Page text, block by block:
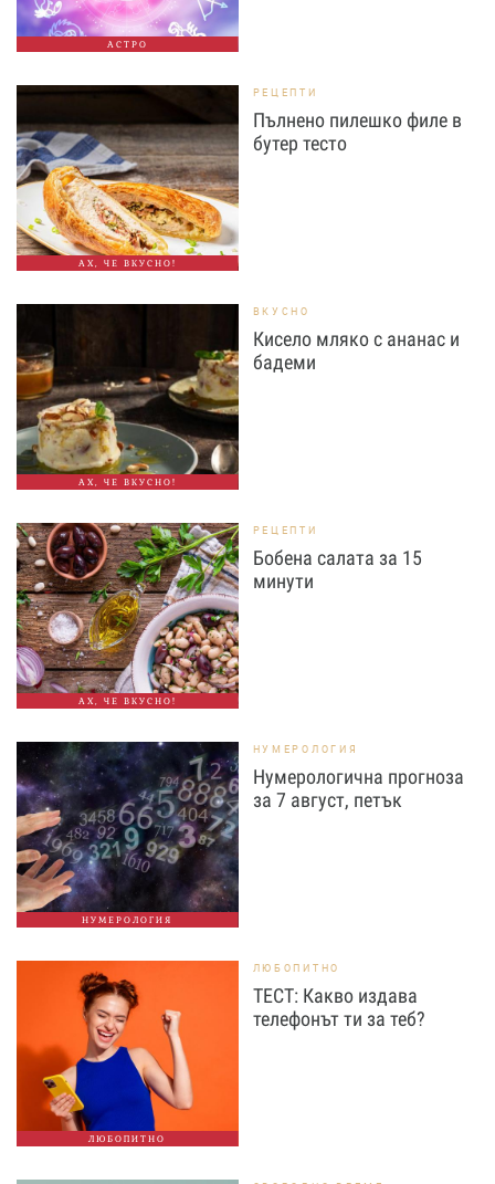
АСТРО
АХ, ЧЕ ВКУСНО!
РЕЦЕПТИ
Пълнено пилешко филе в
бутер тесто
АХ, ЧЕ ВКУСНО!
ВКУСНО
Кисело мляко с ананас и
бадеми
АХ, ЧЕ ВКУСНО!
РЕЦЕПТИ
Бобена салата за 15
минути
НУМЕРОЛОГИЯ
НУМЕРОЛОГИЯ
Нумерологична прогноза
за 7 август, петък
ЛЮБОПИТНО
ЛЮБОПИТНО
ТЕСТ: Какво издава
телефонът ти за теб?